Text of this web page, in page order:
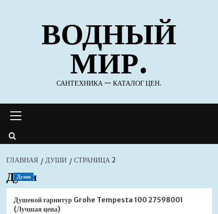
содержимомуВОДНЫЙ
МИР.
САНТЕХНИКА — КАТАЛОГ ЦЕН.
меню
ГЛАВНАЯ ДУШИ СТРАНИЦА 2
Души
Души
Душевой гарнитур Grohe Tempesta 100 27598001
(Лучшая цена)